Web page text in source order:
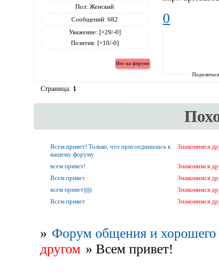
Пол: Женский
Сообщений: 682
Уважение: [+29/-0]
Позитив: [+10/-0]
0
Страница: 1
Всем привет! Только, что присоединилась к
вашему форуму
Знакомимся
всем привет!
Знакомимся
Всем привет
Знакомимся
всем привет))))
Знакомимся
Всем привет
Знакомимся
» Форум общения и хорошего
другом » Всем привет!